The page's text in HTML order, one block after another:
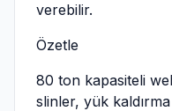
verebilir.
Özetle
80 ton kapasiteli
slinler, yük